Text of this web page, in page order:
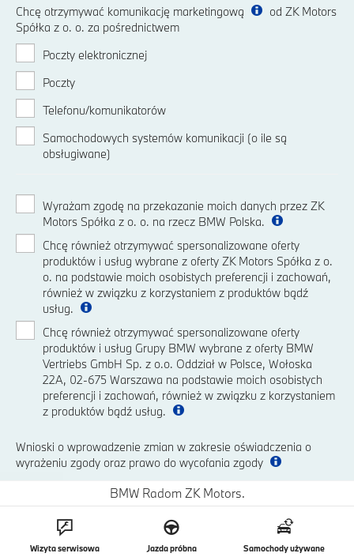
Chcę otrzymywać komunikację marketingową
od ZK Motors
Spółka z o. o. za pośrednictwem
Poczty elektronicznej
Poczty
Telefonu/komunikatorów
Samochodowych systemów komunikacji (o ile są
obsługiwane)
Wyrażam zgodę na przekazanie moich danych przez ZK
Motors Spółka z o. o. na rzecz BMW Polska.
Chcę również otrzymywać spersonalizowane oferty
produktów i usług wybrane z oferty ZK Motors Spółka z o.
o. na podstawie moich osobistych preferencji i zachowań,
również w związku z korzystaniem z produktów bądź
usług.
Chcę również otrzymywać spersonalizowane oferty
produktów i usług Grupy BMW wybrane z oferty BMW
Vertriebs GmbH Sp. z o.o. Oddział w Polsce, Wołoska
22A, 02-675 Warszawa na podstawie moich osobistych
preferencji i zachowań, również w związku z korzystaniem
z produktów bądź usług.
Wnioski o wprowadzenie zmian w zakresie oświadczenia o
wyrażeniu zgody oraz prawo do wycofania zgody
BMW Radom ZK Motors.
Wizyta serwisowa Jazda próbna Samochody używane